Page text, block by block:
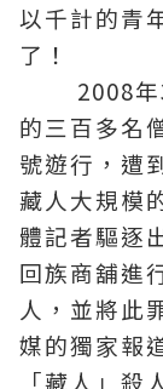
以千計的青
了！
2008年3
的三百多名
號遊行，遭
藏人大規模
體記者驅逐
回族商舖進
人，並將此
媒的獨家報
「藏人」殺